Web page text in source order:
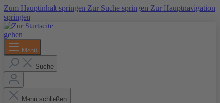
Zum Hauptinhalt springen Zur Suche springen Zur Hauptnavigation
springen
Menü
Suche
Menü schließen